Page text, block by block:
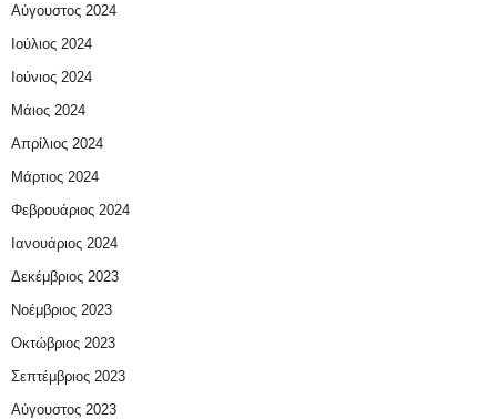
Αύγουστος 2024
Ιούλιος 2024
Ιούνιος 2024
Μάιος 2024
Απρίλιος 2024
Μάρτιος 2024
Φεβρουάριος 2024
Ιανουάριος 2024
Δεκέμβριος 2023
Νοέμβριος 2023
Οκτώβριος 2023
Σεπτέμβριος 2023
Αύγουστος 2023